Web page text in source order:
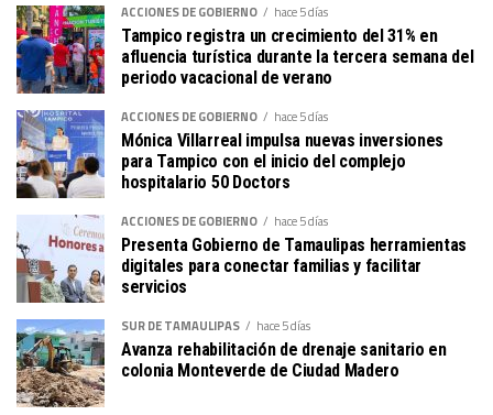
ACCIONES DE GOBIERNO hace 5 días
Tampico registra un crecimiento del 31% en
afluencia turística durante la tercera semana del
periodo vacacional de verano
ACCIONES DE GOBIERNO hace 5 días
Mónica Villarreal impulsa nuevas inversiones
para Tampico con el inicio del complejo
hospitalario 50 Doctors
ACCIONES DE GOBIERNO hace 5 días
Presenta Gobierno de Tamaulipas herramientas
digitales para conectar familias y facilitar
servicios
SUR DE TAMAULIPAS hace 5 días
Avanza rehabilitación de drenaje sanitario en
colonia Monteverde de Ciudad Madero